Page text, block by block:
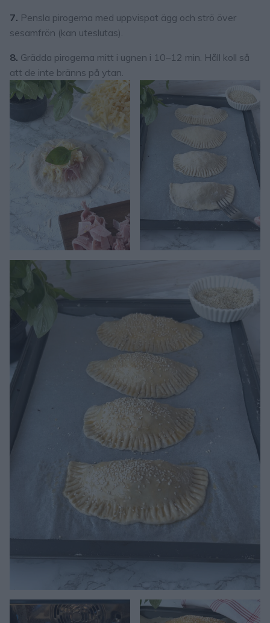
7. Pensla pirogerna med uppvispat ägg och strö över
sesamfrön (kan uteslutas).
8. Grädda pirogerna mitt i ugnen i 10–12 min. Håll koll så
att de inte bränns på ytan.